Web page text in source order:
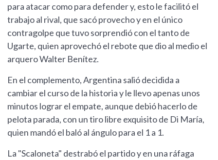
para atacar como para defender y, esto le facilitó el
trabajo al rival, que sacó provecho y en el único
contragolpe que tuvo sorprendió con el tanto de
Ugarte, quien aprovechó el rebote que dio al medio el
arquero Walter Benítez.
En el complemento, Argentina salió decidida a
cambiar el curso de la historia y le llevo apenas unos
minutos lograr el empate, aunque debió hacerlo de
pelota parada, con un tiro libre exquisito de Di María,
quien mandó el baló al ángulo para el 1 a 1.
La "Scaloneta" destrabó el partido y en una ráfaga